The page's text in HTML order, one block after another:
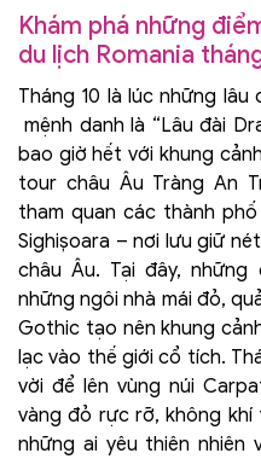
Khám phá những
du lịch Romania
Tháng 10 là lúc những
mệnh danh là “Lâu đài
bao giờ hết với khung
tour châu Âu Tràng An
tham quan các thành
Sighișoara – nơi lưu giữ
châu Âu. Tại đây,
những ngôi nhà mái đỏ,
Gothic tạo nên khung
lạc vào thế giới cổ tích.
vời để lên vùng núi
vàng đỏ rực rỡ, không
những ai yêu thiên nhiên